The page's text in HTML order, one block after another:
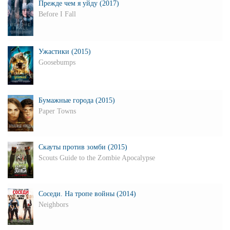
Прежде чем я уйду (2017)
Before I Fall
Ужастики (2015)
Goosebumps
Бумажные города (2015)
Paper Towns
Скауты против зомби (2015)
Scouts Guide to the Zombie Apocalypse
Соседи. На тропе войны (2014)
Neighbors